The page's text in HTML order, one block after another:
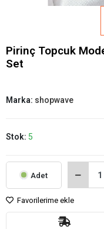
Pirinç Topcuk
Set
Marka: shopwave
Stok: 5
Adet
Favorilerime ekle